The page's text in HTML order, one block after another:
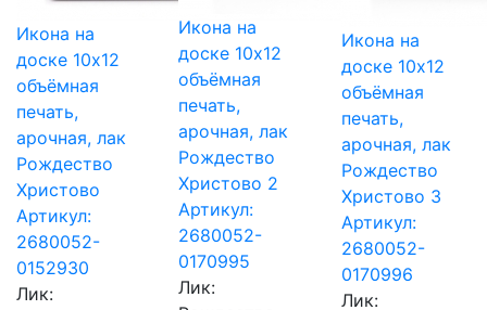
Икона на
доске 10х12
объёмная
печать,
арочная, лак
Рождество
Христово
Артикул:
2680052-
0152930
Лик:
Икона на
доске 10х12
объёмная
печать,
арочная, лак
Рождество
Христово 2
Артикул:
2680052-
0170995
Лик:
Икона на
доске 10х12
объёмная
печать,
арочная, лак
Рождество
Христово 3
Артикул:
2680052-
0170996
Лик: